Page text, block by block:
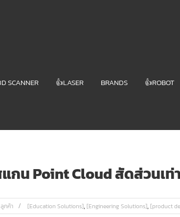
SCANNER 👍LASER BRANDS 👍ROBOT
กน Point Cloud สัดส่วนเท่
ลูกค้า [Education Solutions],[Engineering Solutions],[product